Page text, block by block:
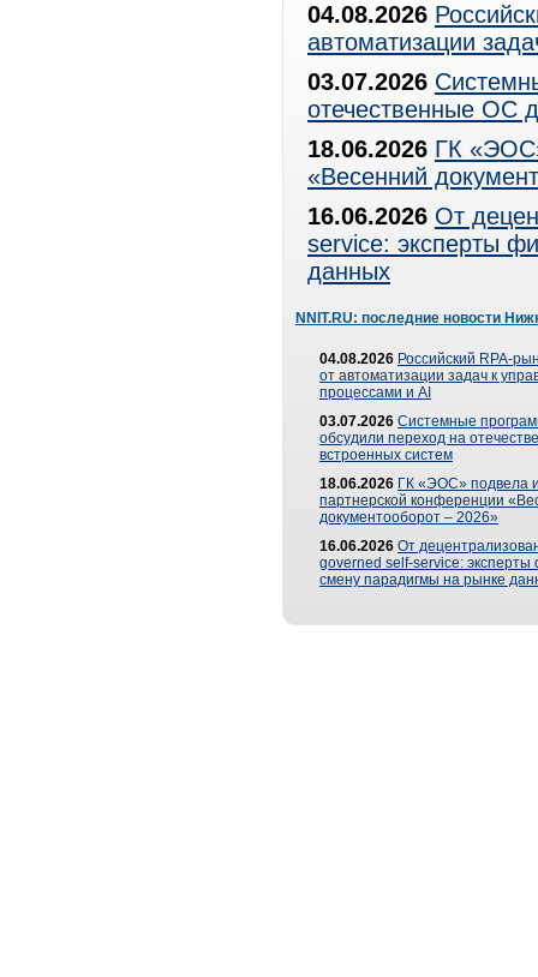
04.08.2026
автоматизации
03.07.2026
отечественные ОС
18.06.2026 ГК
«Весенний
16.06.2026 От
service: эксперты
данных
NNIT.RU: последние новости
04.08.2026 Российский RPA-
от автоматизации задач к
процессами и AI
03.07.2026 Системные
обсудили переход на
встроенных систем
18.06.2026 ГК «ЭОС» подвела
партнерской конференции
документооборот – 2026»
16.06.2026 От
governed self-service: эксперты
смену парадигмы на рынке